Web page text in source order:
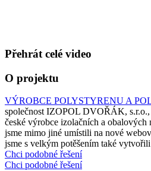
Přehrát celé video
O projektu
VÝROBCE POLYSTYRENU A
společnost IZOPOL DVOŘÁK, s.r.o.,
české výrobce izolačních a
jsme mimo jiné umístili na nové
jsme s velkým potěšením také
Chci podobné řešení
Chci podobné řešení